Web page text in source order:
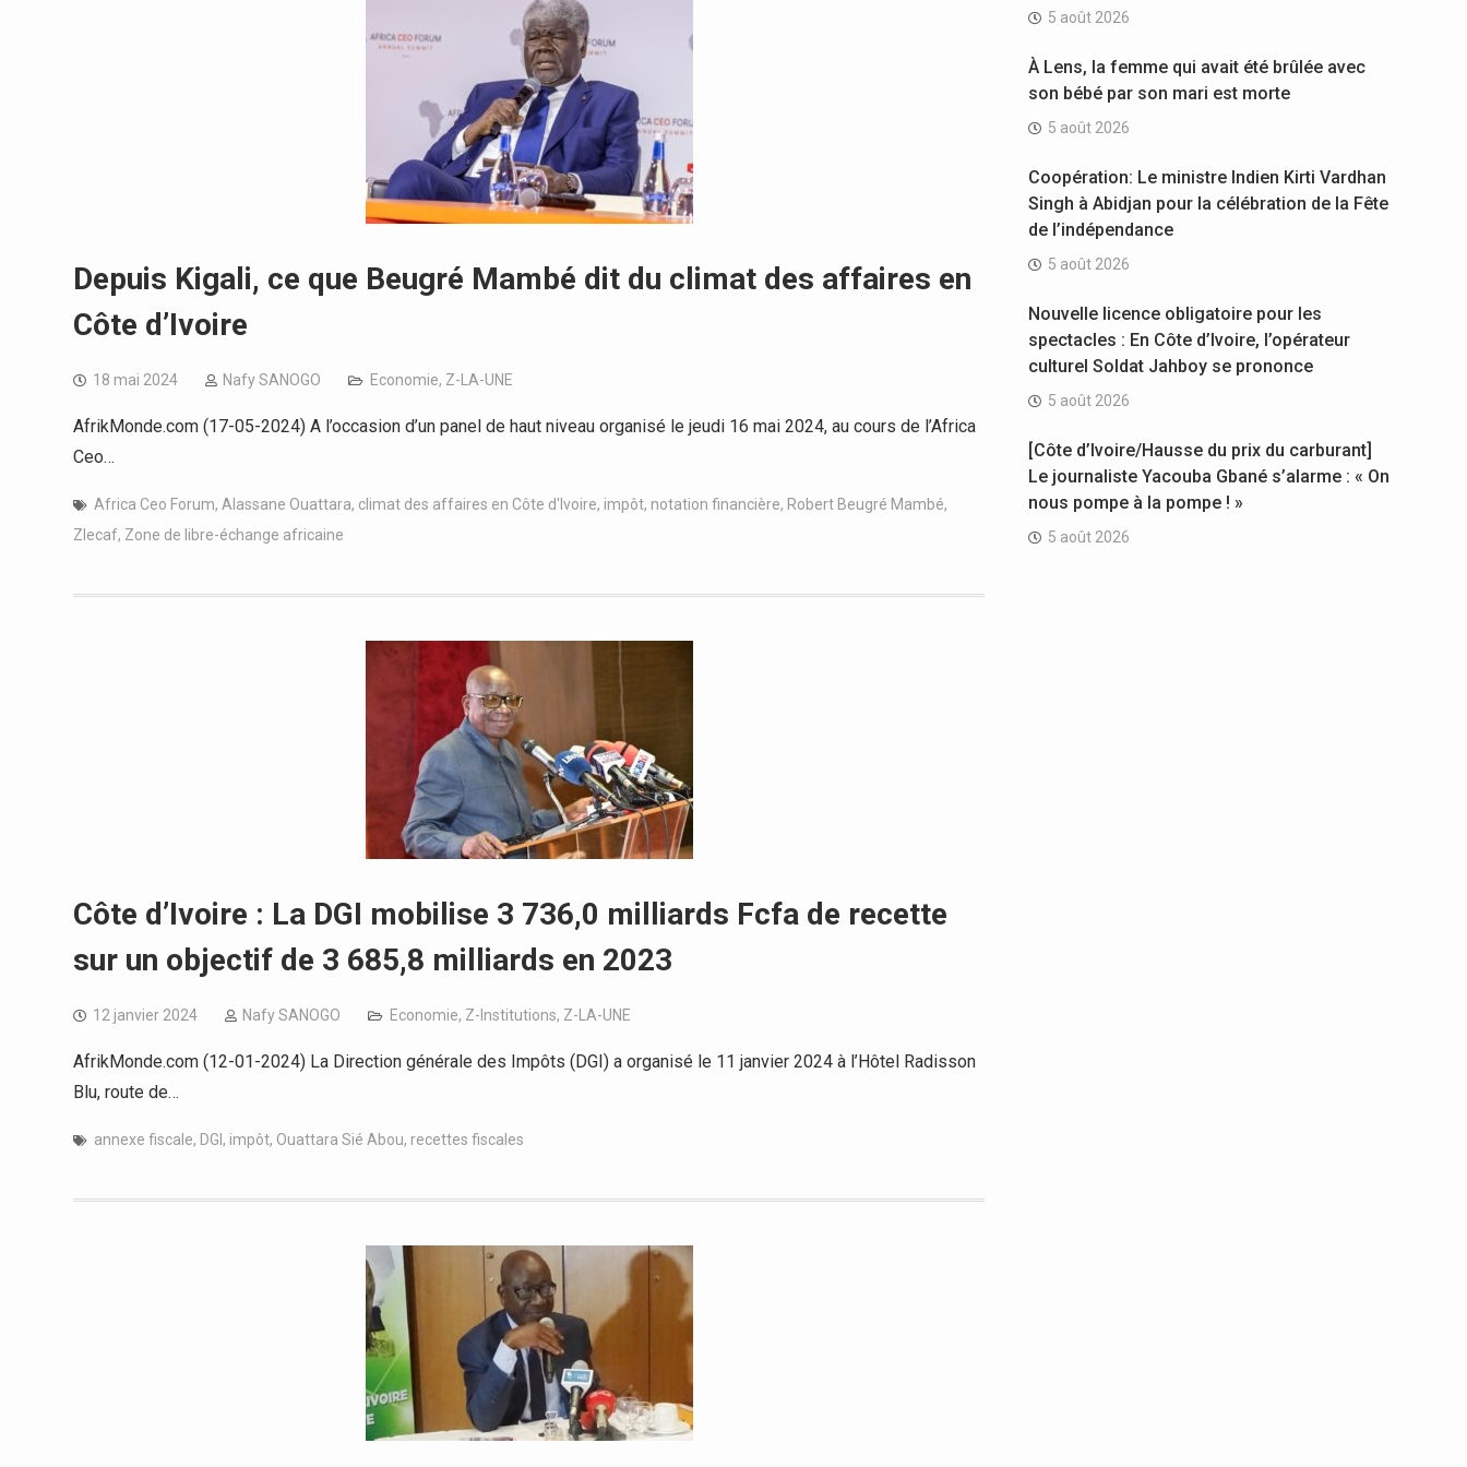
Depuis Kigali, ce que Beugré Mambé dit du climat des affaires en
Côte d’Ivoire
18 mai 2024 Nafy SANOGO Economie, Z-LA-UNE
AfrikMonde.com (17-05-2024) A l’occasion d’un panel de haut niveau organisé le jeudi 16 mai 2024, au cours de l’Africa
Ceo…
Africa Ceo Forum, Alassane Ouattara, climat des affaires en Côte d'Ivoire, impôt, notation financière, Robert Beugré Mambé,
Zlecaf, Zone de libre-échange africaine
Côte d’Ivoire : La DGI mobilise 3 736,0 milliards Fcfa de recette
sur un objectif de 3 685,8 milliards en 2023
12 janvier 2024 Nafy SANOGO Economie, Z-Institutions, Z-LA-UNE
AfrikMonde.com (12-01-2024) La Direction générale des Impôts (DGI) a organisé le 11 janvier 2024 à l’Hôtel Radisson
Blu, route de…
annexe fiscale, DGI , impôt, Ouattara Sié Abou, recettes fiscales
5 août 2026
À Lens, la femme qui avait été brûlée avec
son bébé par son mari est morte
5 août 2026
Coopération: Le ministre Indien Kirti Vardhan
Singh à Abidjan pour la célébration de la Fête
de l’indépendance
5 août 2026
Nouvelle licence obligatoire pour les
spectacles : En Côte d’Ivoire, l’opérateur
culturel Soldat Jahboy se prononce
5 août 2026
[Côte d’Ivoire/Hausse du prix du carburant]
Le journaliste Yacouba Gbané s’alarme : « On
nous pompe à la pompe ! »
5 août 2026